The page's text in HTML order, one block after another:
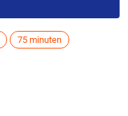
75 minuten